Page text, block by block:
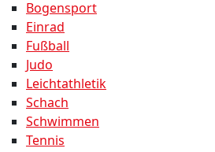
Bogensport
Einrad
Fußball
Judo
Leichtathletik
Schach
Schwimmen
Tennis